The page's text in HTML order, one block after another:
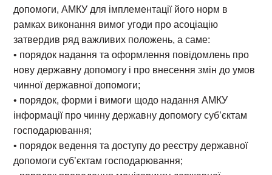
допомоги, АМКУ для імплементації його норм в
рамках виконання вимог угоди про асоціацію
затвердив ряд важливих положень, а саме:
• порядок надання та оформлення повідомлень про
нову державну допомогу і про внесення змін до умов
чинної державної допомоги;
• порядок, форми і вимоги щодо надання АМКУ
інформації про чинну державну допомогу суб’єктам
господарювання;
• порядок ведення та доступу до реєстру державної
допомоги суб’єктам господарювання;